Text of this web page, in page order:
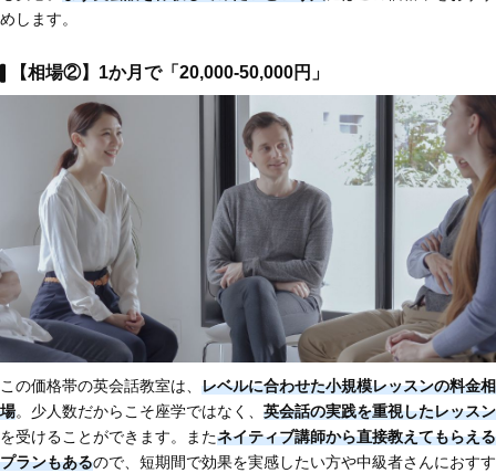
めします。
【相場②】1か月で「20,000-50,000円」
この価格帯の英会話教室は、 レベルに合わせた小規模レッスンの料金相
場。少人数だからこそ座学ではなく、 英会話の実践を重視したレッスン
を受けることができます。またネイティブ講師から直接教えてもらえる
プランもあるので、短期間で効果を実感したい方や中級者さんにおすす